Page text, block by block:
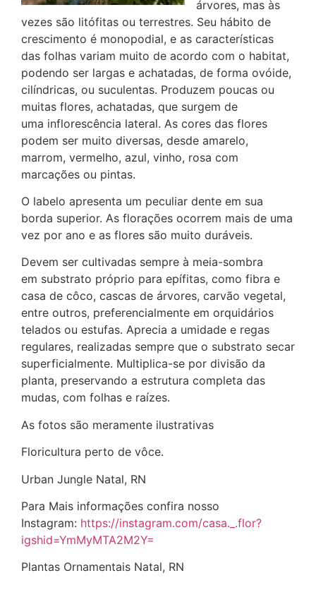
árvores, mas às
vezes são litófitas ou terrestres. Seu hábito de
crescimento é monopodial, e as características
das folhas variam muito de acordo com o habitat,
podendo ser largas e achatadas, de forma ovóide,
cilíndricas, ou suculentas. Produzem poucas ou
muitas flores, achatadas, que surgem de
uma inflorescência lateral. As cores das flores
podem ser muito diversas, desde amarelo,
marrom, vermelho, azul, vinho, rosa com
marcações ou pintas.
O labelo apresenta um peculiar dente em sua
borda superior. As florações ocorrem mais de uma
vez por ano e as flores são muito duráveis.
Devem ser cultivadas sempre à meia-sombra
em substrato próprio para epífitas, como fibra e
casa de côco, cascas de árvores, carvão vegetal,
entre outros, preferencialmente em orquidários
telados ou estufas. Aprecia a umidade e regas
regulares, realizadas sempre que o substrato secar
superficialmente. Multiplica-se por divisão da
planta, preservando a estrutura completa das
mudas, com folhas e raízes.
As fotos são meramente ilustrativas
Floricultura perto de vôce.
Urban Jungle Natal, RN
Para Mais informações confira nosso
Instagram: https://instagram.com/casa._.flor?
igshid=YmMyMTA2M2Y=
Plantas Ornamentais Natal, RN